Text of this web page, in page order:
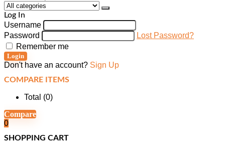
Log In
Username
Password
Lost Password?
Remember me
Login
Don't have an account? Sign Up
COMPARE ITEMS
Total (0)
Compare
0
SHOPPING CART